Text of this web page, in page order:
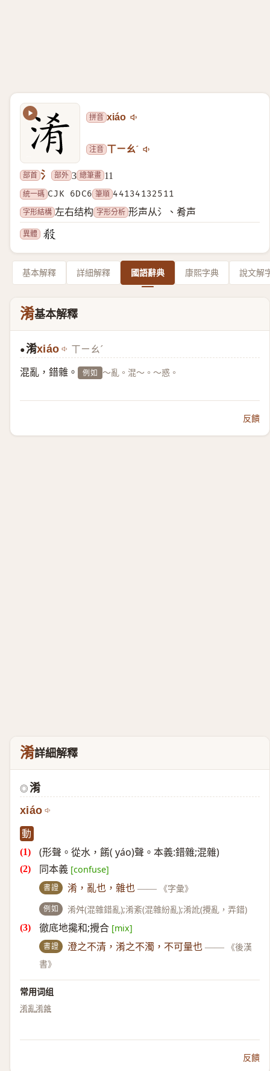
拼音 xiáo
注音 ㄒㄧㄠˊ
部首 氵 部外 3 總筆畫 11
統一碼 CJK 6DC6 筆順 44134132511
字形結構 左右结构 字形分析 形声从氵、肴声
異體
基本解釋 詳細解釋 國語辭典 康熙字典 說文解
淆基本解釋
●淆xiáo ㄒㄧㄠˊ
混亂，錯雜。 例如 ～亂。混～。～惑。
反饋
淆詳細解釋
◎ 淆
xiáo
動
(形聲。從水，餚( yáo)聲。本義:錯雜;混雜)
同本義 [confuse]
書證 淆，亂也，雜也 —— 《字彙》
例如 淆舛(混雜錯亂);淆紊(混雜紛亂);淆訛(攪亂，弄錯)
徹底地攙和;攪合 [mix]
書證 澄之不清，淆之不濁，不可量也 ——
《後漢
書》
常用词组
淆亂淆雜
反饋